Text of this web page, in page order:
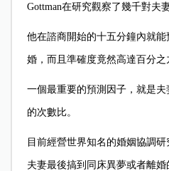
Gottman在研究觀察了幾千對夫
他在諮商開始的十五分鐘內就
婚，而且準確度竟然高達百分之
一個最重要的預測因子，就是
的次數比。
目前經營世界知名的婚姻協調研
夫妻最後搞到同床異夢或者離婚